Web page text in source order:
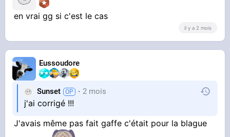
en vrai gg si c'est le cas
il y a 2 mois
Eussoudore
Sunset 2 mois
j'ai corrigé !!!
J'avais même pas fait gaffe c'était pour la blague